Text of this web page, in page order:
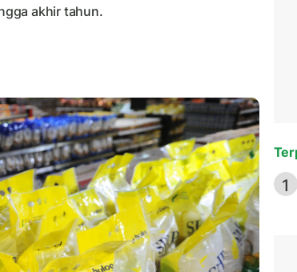
akhir tahun.
1